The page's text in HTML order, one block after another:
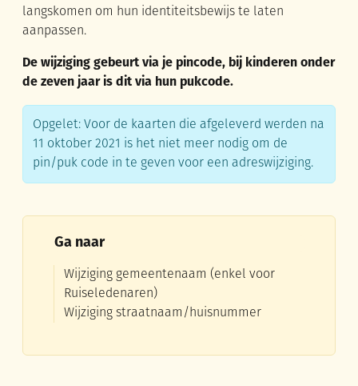
langskomen om hun identiteitsbewijs te laten
aanpassen.
De wijziging gebeurt via je pincode, bij kinderen onder
de zeven jaar is dit via hun pukcode.
Opgelet: Voor de kaarten die afgeleverd werden na
11 oktober 2021 is het niet meer nodig om de
pin/puk code in te geven voor een adreswijziging.
Ga naar
Wijziging gemeentenaam (enkel voor
Ruiseledenaren)
Wijziging straatnaam/huisnummer